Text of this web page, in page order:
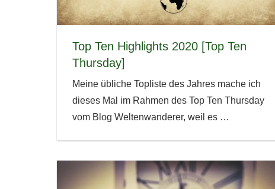
Top Ten Highlights 2020 [Top Ten
Thursday]
Meine übliche Topliste des Jahres mache ich
dieses Mal im Rahmen des Top Ten Thursday
vom Blog Weltenwanderer, weil es …